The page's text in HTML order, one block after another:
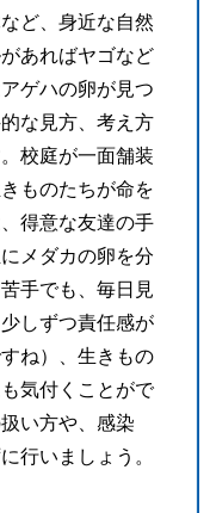
ど、身近な自然
あればヤゴなど
ゲハの卵が見つ
な見方、考え方
校庭が一面舗装
ものたちが命を
得意な友達の手
メダカの卵を分
手でも、毎日見
しずつ責任感が
ね）、生きもの
気付くことがで
い方や、感染
行いましょう。